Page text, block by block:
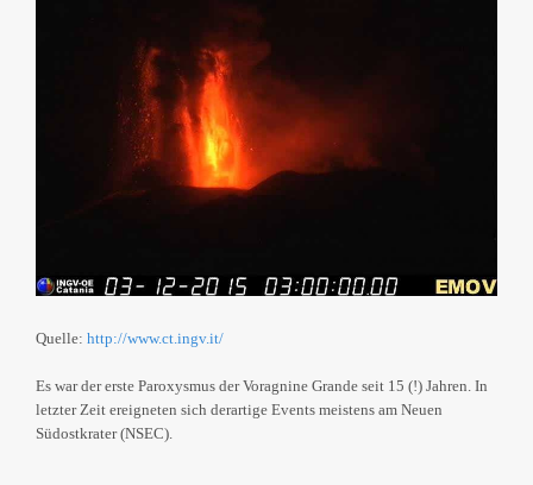
Quelle: http://www.ct.ingv.it/
Es war der erste Paroxysmus der Voragnine Grande seit 15 (!) Jahren. In
letzter Zeit ereigneten sich derartige Events meistens am Neuen
Südostkrater (NSEC).